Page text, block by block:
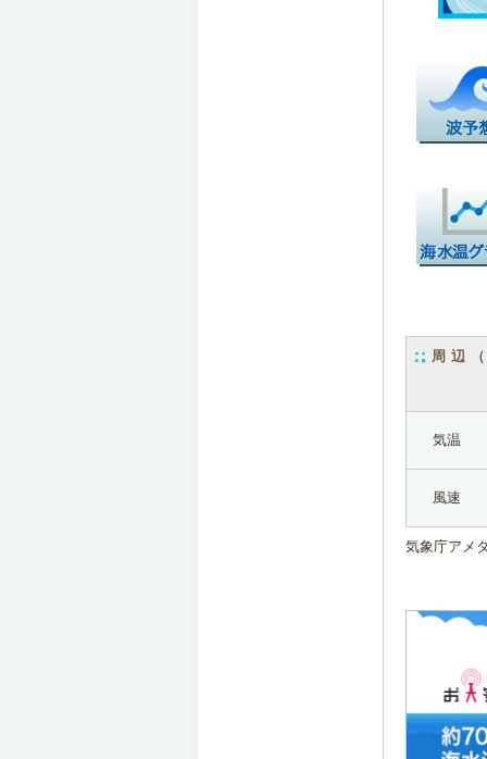
周辺
気温
風速
気象庁アメ